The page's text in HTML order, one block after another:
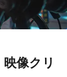
像クリ